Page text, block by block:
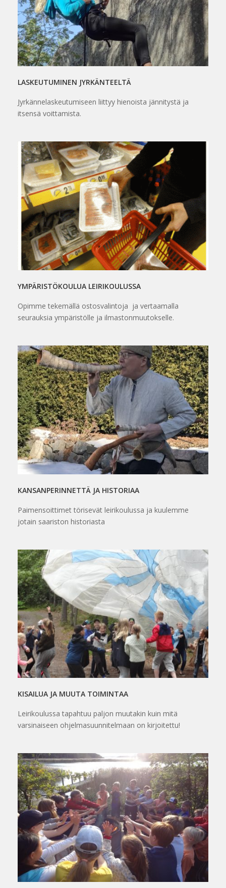
LASKEUTUMINEN JYRKÄNTEELTÄ
Jyrkännelaskeutumiseen liittyy hienoista jännitystä ja
itsensä voittamista.
YMPÄRISTÖKOULUA LEIRIKOULUSSA
Opimme tekemällä ostosvalintoja ja vertaamalla
seurauksia ympäristölle ja ilmastonmuutokselle.
KANSANPERINNETTÄ JA HISTORIAA
Paimensoittimet törisevät leirikoulussa ja kuulemme
jotain saariston historiasta
KISAILUA JA MUUTA TOIMINTAA
Leirikoulussa tapahtuu paljon muutakin kuin mitä
varsinaiseen ohjelmasuunnitelmaan on kirjoitettu!